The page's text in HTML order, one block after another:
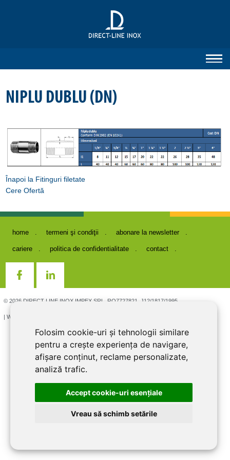
Folosim cookie-uri și tehnologii similare
pentru a crește experiența de navigare,
afișare conținut, reclame personalizate,
analiză trafic.
Accept cookie-uri esenţiale
Vreau să schimb setările
NIPLU DUBLU (DN)
Înapoi la Fitinguri filetate
Cere Ofertă
home termeni şi condiţii abonare la newsletter
cariere politica de confidentialitate contact
© 2026 DIRECT LINE INOX IMPEX SRL, RO7727821, J12/1817/1995
| Website creat si optimizat de